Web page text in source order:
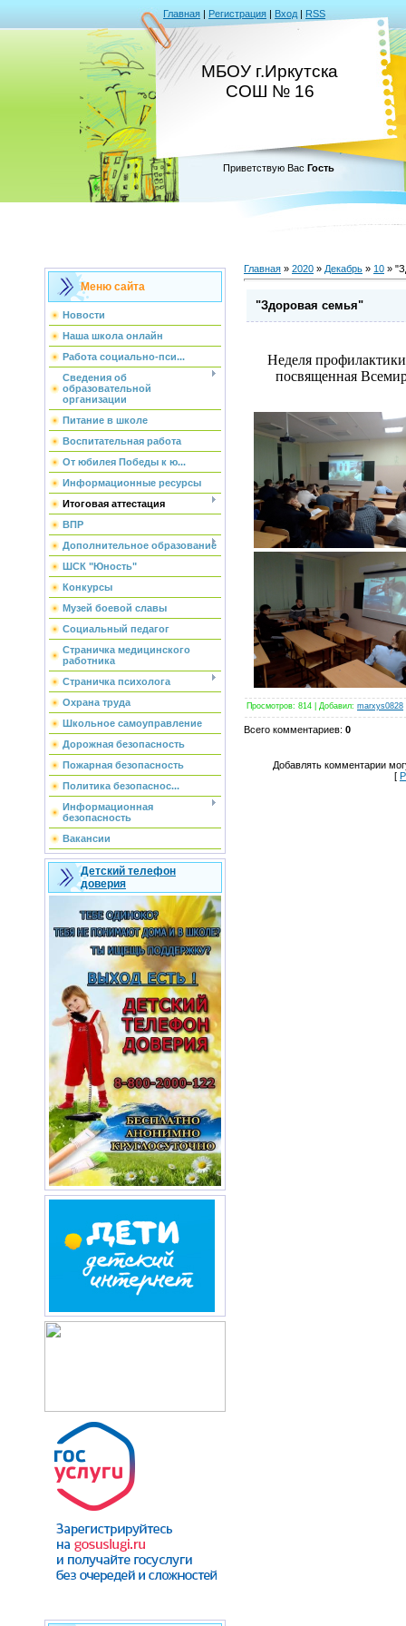
Главная | Регистрация | Вход | RSS
МБОУ г.Иркутска
СОШ № 16
Приветствую Вас Гость
Меню сайта
Новости
Наша школа онлайн
Работа социально-пси...
Сведения об
образовательной
организации
Питание в школе
Воспитательная работа
От юбилея Победы к ю...
Информационные ресурсы
Итоговая аттестация
ВПР
Дополнительное образование
ШСК "Юность"
Конкурсы
Музей боевой славы
Социальный педагог
Страничка медицинского
работника
Страничка психолога
Охрана труда
Школьное самоуправление
Дорожная безопасность
Пожарная безопасность
Политика безопаснос...
Информационная
безопасность
Вакансии
Детский телефон
доверия
Главная » 2020 » Декабрь » 10 »
"Здоровая семья"
Неделя
посвященная
Просмотров: 814 | Добавил: marxys0828
Всего комментариев: 0
Добавлять комментарии
[